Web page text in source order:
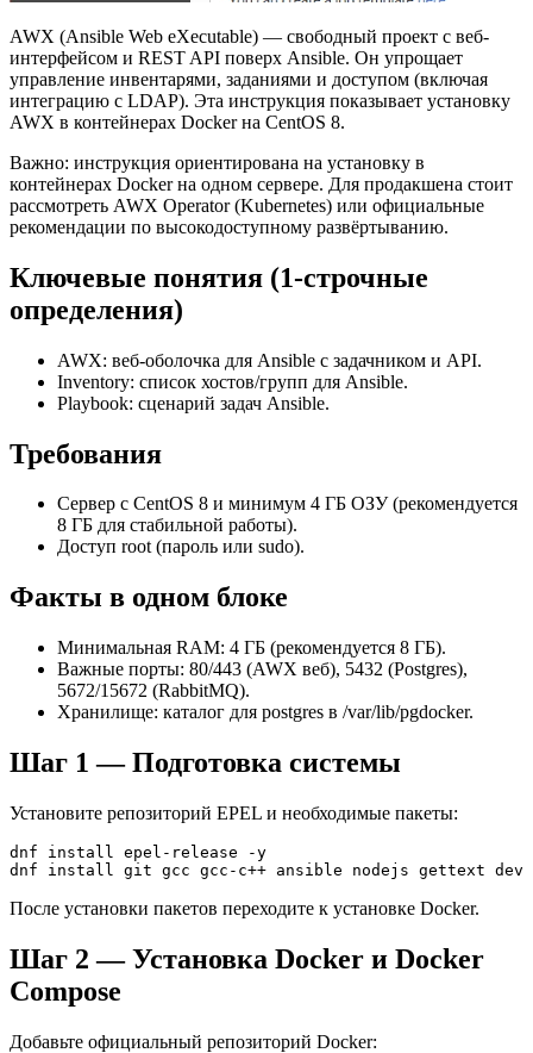
AWX (Ansible Web eXecutable) — свободный проект с веб-
интерфейсом и REST API поверх Ansible. Он упрощает
управление инвентарями, заданиями и доступом (включая
интеграцию с LDAP). Эта инструкция показывает установку
AWX в контейнерах Docker на CentOS 8.
Важно: инструкция ориентирована на установку в
контейнерах Docker на одном сервере. Для продакшена стоит
рассмотреть AWX Operator (Kubernetes) или официальные
рекомендации по высокодоступному развёртыванию.
Ключевые понятия (1‑строчные
определения)
AWX: веб‑оболочка для Ansible с задачником и API.
Inventory: список хостов/групп для Ansible.
Playbook: сценарий задач Ansible.
Требования
Сервер с CentOS 8 и минимум 4 ГБ ОЗУ (рекомендуется
8 ГБ для стабильной работы).
Доступ root (пароль или sudo).
Факты в одном блоке
Минимальная RAM: 4 ГБ (рекомендуется 8 ГБ).
Важные порты: 80/443 (AWX веб), 5432 (Postgres),
5672/15672 (RabbitMQ).
Хранилище: каталог для postgres в /var/lib/pgdocker.
Шаг 1 — Подготовка системы
Установите репозиторий EPEL и необходимые пакеты:
dnf install epel-release -y
dnf install git gcc gcc-c++ ansible nodejs gettext
После установки пакетов переходите к установке Docker.
Шаг 2 — Установка Docker и Docker
Compose
Добавьте официальный репозиторий Docker: